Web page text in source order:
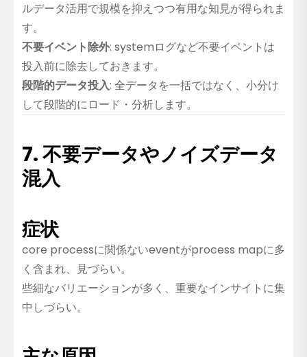
ルデータ活用で規模を抑えつつ有用な知見が得られま
す。
不要イベント除外: systemログなど不要イベントは
投入前に除去しておきます。
段階的データ投入: 全データを一括ではなく、小分け
して段階的にロード・分析します。
7. 不要データやノイズデータ
混入
症状
core processに関係ないeventがprocess mapに多
く含まれ、見づらい。
些細なバリエーションが多く、重要なインサイトに集
中しづらい。